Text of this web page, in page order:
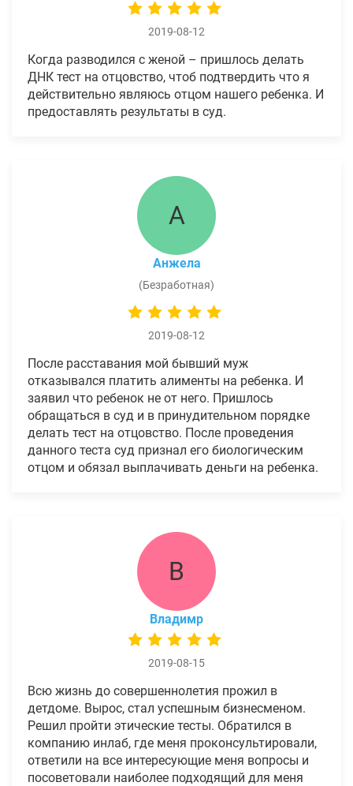
2019-08-12
Когда разводился с женой – пришлось делать
ДНК тест на отцовство, чтоб подтвердить что я
действительно являюсь отцом нашего ребенка. И
предоставлять результаты в суд.
А
Анжела
(Безработная)
2019-08-12
После расставания мой бывший муж
отказывался платить алименты на ребенка. И
заявил что ребенок не от него. Пришлось
обращаться в суд и в принудительном порядке
делать тест на отцовство. После проведения
данного теста суд признал его биологическим
отцом и обязал выплачивать деньги на ребенка.
В
Владимр
2019-08-15
Всю жизнь до совершеннолетия прожил в
детдоме. Вырос, стал успешным бизнесменом.
Решил пройти этические тесты. Обратился в
компанию инлаб, где меня проконсультировали,
ответили на все интересующие меня вопросы и
посоветовали наиболее подходящий для меня